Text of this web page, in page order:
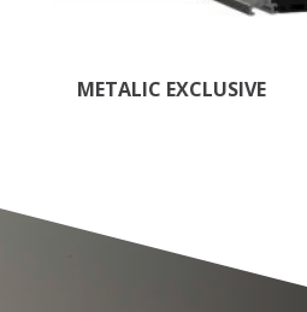
METALIC EXCLUSIVE